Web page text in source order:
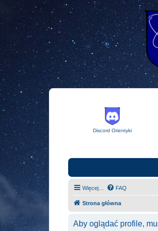
Discord Orientyki
Więcej… FAQ
Strona główna
Aby oglądać profile,